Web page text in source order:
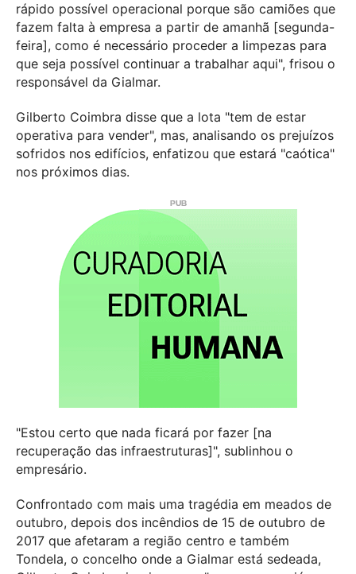
rápido possível operacional porque são camiões que
fazem falta à empresa a partir de amanhã [segunda-
feira], como é necessário proceder a limpezas para
que seja possível continuar a trabalhar aqui", frisou o
responsável da Gialmar.
Gilberto Coimbra disse que a lota "tem de estar
operativa para vender", mas, analisando os prejuízos
sofridos nos edifícios, enfatizou que estará "caótica"
nos próximos dias.
"Estou certo que nada ficará por fazer [na
recuperação das infraestruturas]", sublinhou o
empresário.
Confrontado com mais uma tragédia em meados de
outubro, depois dos incêndios de 15 de outubro de
2017 que afetaram a região centro e também
Tondela, o concelho onde a Gialmar está sedeada,